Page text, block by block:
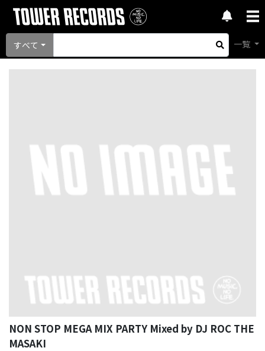
すべて 一覧
NON STOP MEGA MIX PARTY Mixed by DJ ROC THE
MASAKI